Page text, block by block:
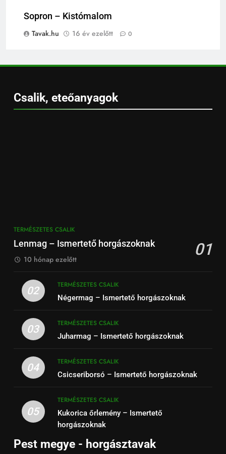
Sopron – Kistómalom
Tavak.hu
16 év ezelőtt 0
Csalik, eteőanyagok
TERMÉSZETES CSALIK
Lenmag – Ismertető horgászoknak 01
10 hónap ezelőtt
02
TERMÉSZETES CSALIK
Négermag – Ismertető horgászoknak
03
TERMÉSZETES CSALIK
Juharmag – Ismertető horgászoknak
04
TERMÉSZETES CSALIK
Csicseriborsó – Ismertető horgászoknak
05
TERMÉSZETES CSALIK
Kukorica őrlemény – Ismertető
horgászoknak
Pest megye - horgásztavak